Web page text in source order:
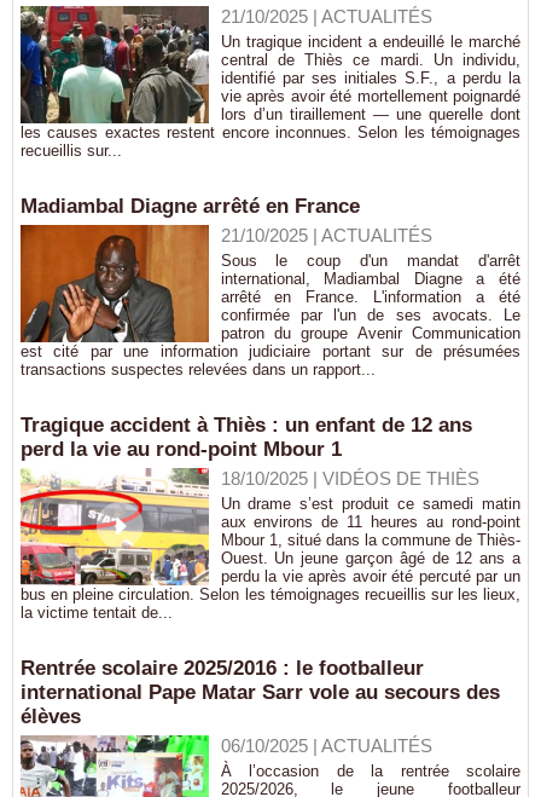
21/10/2025| ACTUALITÉS
Un tragique incident a endeuillé le marché
central de Thiès ce mardi. Un individu,
identifié par ses initiales S.F., a perdu la
vie après avoir été mortellement poignardé
lors d’un tiraillement — une querelle dont
les causes exactes restent encore inconnues. Selon les témoignages
recueillis sur...
Madiambal Diagne arrêté en France
21/10/2025| ACTUALITÉS
Sous le coup d'un mandat d'arrêt
international, Madiambal Diagne a été
arrêté en France. L'information a été
confirmée par l'un de ses avocats. Le
patron du groupe Avenir Communication
est cité par une information judiciaire portant sur de présumées
transactions suspectes relevées dans un rapport...
Tragique accident à Thiès : un enfant de 12 ans
perd la vie au rond-point Mbour 1
18/10/2025| VIDÉOS DE THIÈS
Un drame s’est produit ce samedi matin
aux environs de 11 heures au rond-point
Mbour 1, situé dans la commune de Thiès-
Ouest. Un jeune garçon âgé de 12 ans a
perdu la vie après avoir été percuté par un
bus en pleine circulation. Selon les témoignages recueillis sur les lieux,
la victime tentait de...
Rentrée scolaire 2025/2016 : le footballeur
international Pape Matar Sarr vole au secours des
élèves
06/10/2025| ACTUALITÉS
À l’occasion de la rentrée scolaire
2025/2026, le jeune footballeur